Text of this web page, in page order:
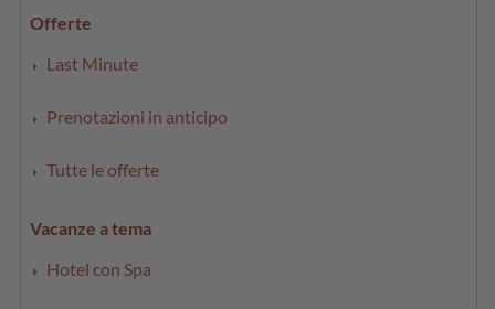
Offerte
Last Minute
Prenotazioni in anticipo
Tutte le offerte
Vacanze a tema
Hotel con Spa